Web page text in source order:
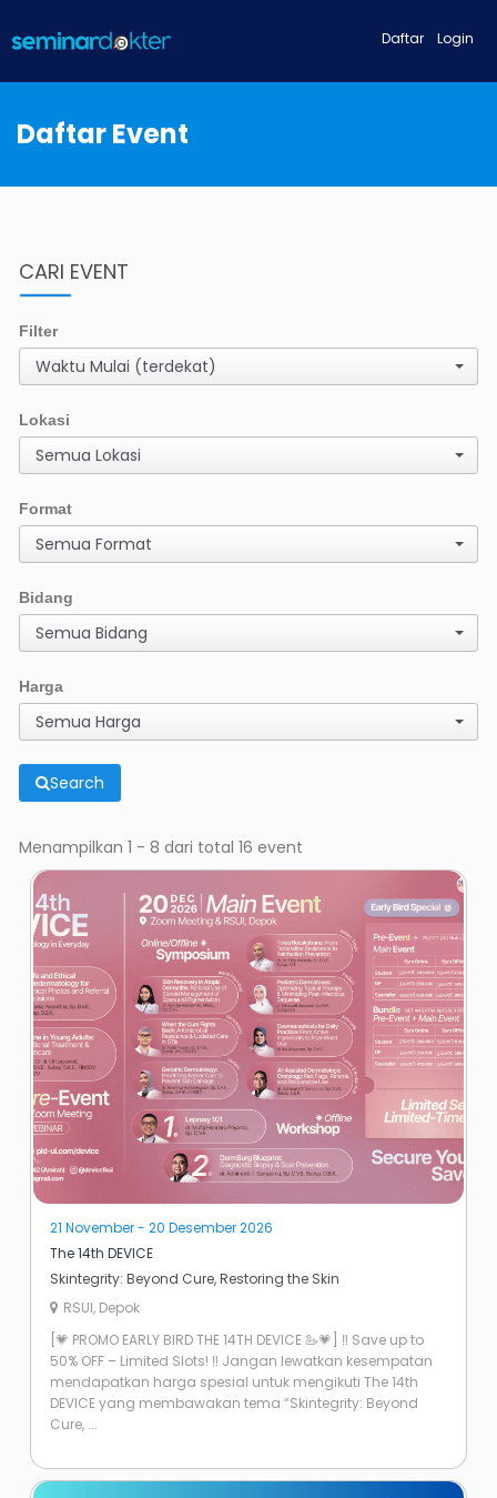
Login
Daftar
Daftar Event
CARI EVENT
Filter
Waktu Mulai (terdekat)
Lokasi
Semua Lokasi
Format
Semua Format
Bidang
Semua Bidang
Harga
Semua Harga
Search
Menampilkan 1 - 8 dari total 16 event
21 November - 20 Desember 2026
The 14th DEVICE
Skintegrity: Beyond Cure, Restoring the Skin
RSUI, Depok
[💗 PROMO EARLY BIRD THE 14TH DEVICE 🦢💗] ‼️ Save up to
50% OFF – Limited Slots! ‼️ Jangan lewatkan kesempatan
mendapatkan harga spesial untuk mengikuti The 14th
DEVICE yang membawakan tema “Skintegrity: Beyond
Cure, ...